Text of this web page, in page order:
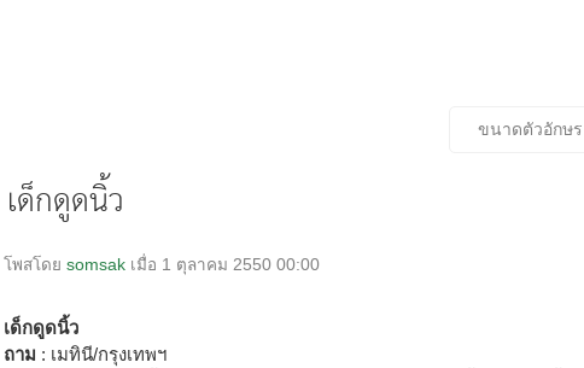
ขนาดตัวอักษร
เด็กดูดนิ้ว
โพสโดย somsak เมื่อ 1 ตุลาคม 2550 00:00
เด็กดูดนิ้ว
ถาม : เมทินี/กรุงเทพฯ